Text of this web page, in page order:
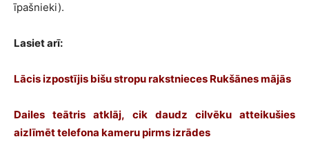
īpašnieki).
Lasiet arī:
Lācis izpostījis bišu stropu rakstnieces Rukšānes mājās
Dailes teātris atklāj, cik daudz cilvēku atteikušies
aizlīmēt telefona kameru pirms izrādes